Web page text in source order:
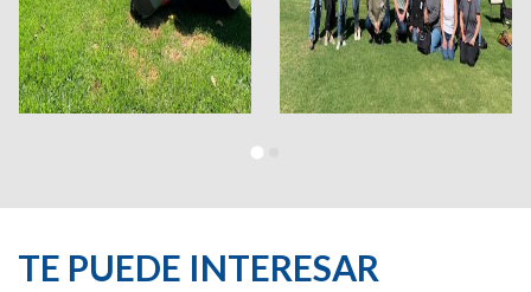
TE PUEDE INTERESAR